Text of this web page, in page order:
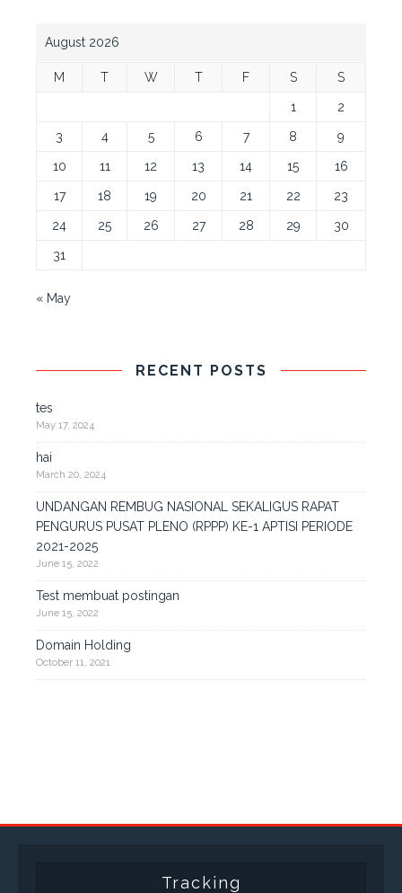
August 2026
M T W T F S S
1 2
3 4 5 6 7 8 9
10 11 12 13 14 15 16
17 18 19 20 21 22 23
24 25 26 27 28 29 30
31
« May
RECENT POSTS
tes
May 17, 2024
hai
March 20, 2024
UNDANGAN REMBUG NASIONAL SEKALIGUS RAPAT
PENGURUS PUSAT PLENO (RPPP) KE-1 APTISI PERIODE
2021-2025
June 15, 2022
Test membuat postingan
June 15, 2022
Domain Holding
October 11, 2021
Tracking